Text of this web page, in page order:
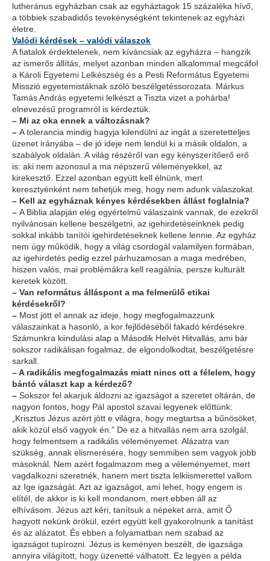
lutheránus egyházban csak az egyháztagok 15 százaléka hívő,
a többiek szabadidős tevekénységként tekintenek az egyházi
életre.
Valódi kérdések – valódi válaszok
A fiatalok érdektelenek, nem kíváncsiak az egyházra – hangzik
az ismerős állítás, melyet azonban minden alkalommal megcáfol
a Károli Egyetemi Lelkészség és a Pesti Református Egyetemi
Misszió egyetemistáknak szóló beszélgetéssorozata. Márkus
Tamás András egyetemi lelkészt a Tiszta vizet a pohárba!
elnevezésű programról is kérdeztük.
– Mi az oka ennek a változásnak?
– A tolerancia mindig hagyja kilendülni az ingát a szeretetteljes
üzenet irányába – de jó ideje nem lendül ki a másik oldalon, a
szabályok oldalán. A világ részéről van egy kényszerítőerő erő
is: aki nem azonosul a ma népszerű véleményekkel, az
kirekesztő. Ezzel azonban együtt kell élnünk, mert
keresztyénként nem tehetjük meg, hogy nem adunk válaszokat.
– Kell az egyháznak kényes kérdésekben állást foglalnia?
– A Biblia alapján elég egyértelmű válaszaink vannak, de ezekről
nyilvánosan kellene beszélgetni, az igehirdetéseinknek pedig
sokkal inkább tanítói igehirdetéseknek kellene lennie. Az egyház
nem úgy működik, hogy a világ csordogál valamilyen formában,
az igehirdetés pedig ezzel párhuzamosan a maga medrében,
hiszen valós, mai problémákra kell reagálnia, persze kulturált
keretek között.
– Van református álláspont a ma felmerülő etikai
kérdésekről?
– Most jött el annak az ideje, hogy megfogalmazzunk
válaszainkat a hasonló, a kor fejlődéséből fakadó kérdésekre.
Számunkra kiindulási alap a Második Helvét Hitvallás, ami bár
sokszor radikálisan fogalmaz, de elgondolkodtat, beszélgetésre
sarkall.
–A radikális megfogalmazás miatt nincs ott a félelem, hogy
bántó választ kap a kérdező?
– Sokszor fel akarjuk áldozni az igazságot a szeretet oltárán, de
nagyon fontos, hogy Pál apostol szavai legyenek előttünk:
„Krisztus Jézus azért jött e világra, hogy megtartsa a bűnösöket,
akik közül első vagyok én.” De ez a hitvallás nem arra szolgál,
hogy felmentsem a radikális véleményemet. Alázatra van
szükség, annak elismerésére, hogy semmiben sem vagyok jobb
másoknál. Nem azért fogalmazom meg a véleményemet, mert
vagdalkozni szeretnék, hanem mert tiszta lelkiismerettel vallom
az Ige igazságát. Azt az igazságot, ami lehet, hogy engem is
elítél, de akkor is ki kell mondanom, mert ebben áll az
elhívásom. Jézus azt kéri, tanítsuk a népeket arra, amit Ő
hagyott nekünk örökül, ezért együtt kell gyakorolnunk a tanítást
és az alázatot. És ebben a folyamatban nem szabad az
igazságot tupírozni. Jézus is keményen beszélt, de igazsága
annyira világított, hogy üzenetté válhatott. Ez legyen a példa